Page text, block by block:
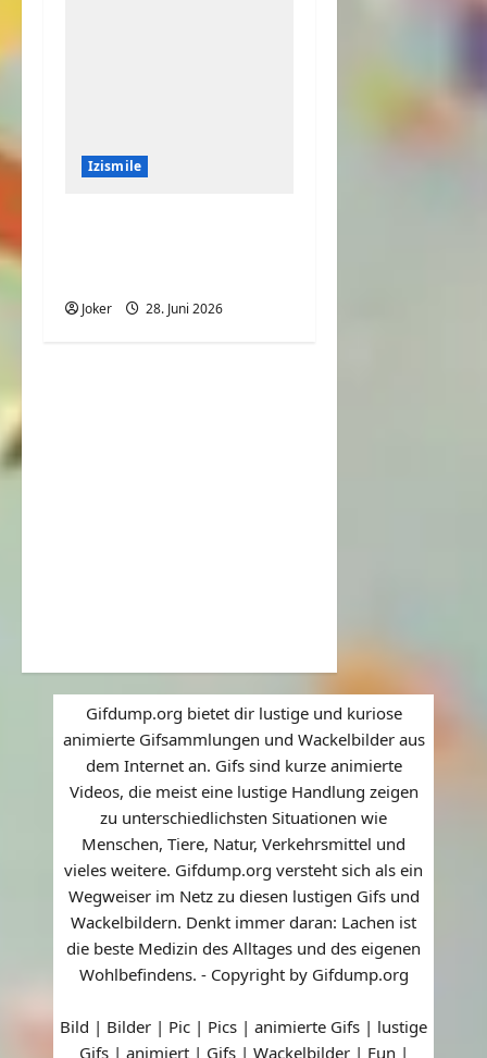
Izismile
Joker 28. Juni 2026
Gifdump.org bietet dir lustige und kuriose
animierte Gifsammlungen und Wackelbilder aus
dem Internet an. Gifs sind kurze animierte
Videos, die meist eine lustige Handlung zeigen
zu unterschiedlichsten Situationen wie
Menschen, Tiere, Natur, Verkehrsmittel und
vieles weitere. Gifdump.org versteht sich als ein
Wegweiser im Netz zu diesen lustigen Gifs und
Wackelbildern. Denkt immer daran: Lachen ist
die beste Medizin des Alltages und des eigenen
Wohlbefindens. - Copyright by Gifdump.org
Bild | Bilder | Pic | Pics | animierte Gifs | lustige
Gifs | animiert | Gifs | Wackelbilder | Fun |